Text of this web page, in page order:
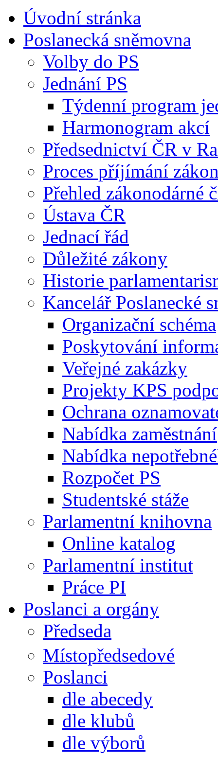
Úvodní stránka
Poslanecká sněmovna
Volby do PS
Jednání PS
Týdenní program
Harmonogram akcí
Předsednictví ČR v
Proces příjímání
Přehled zákonodárné
Ústava ČR
Jednací řád
Důležité zákony
Historie
Kancelář Poslanecké
Organizační schéma
Poskytování
Veřejné zakázky
Projekty KPS
Ochrana
Nabídka zaměstnání
Nabídka
Rozpočet PS
Studentské stáže
Parlamentní knihovna
Online katalog
Parlamentní institut
Práce PI
Poslanci a orgány
Předseda
Místopředsedové
Poslanci
dle abecedy
dle klubů
dle výborů